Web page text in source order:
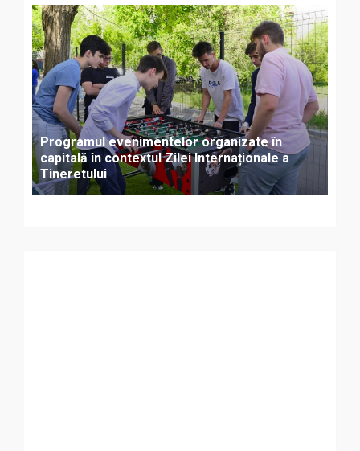
Programul evenimentelor organizate în
capitală în contextul Zilei Internaționale a
Tineretului